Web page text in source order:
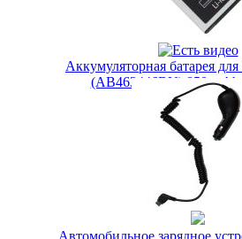
Аккумуляторная батарея
(AB463446BU) 850
Артикул:
15480/
449 руб.
Наличие:
ЕСТЬ
Купить в 1 клик
Автомобильное зарядное